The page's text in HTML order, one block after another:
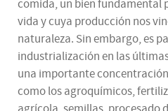
comida, un bien fundamental
vida y cuya producción nos
naturaleza. Sin embargo, es
industrialización en las
una importante
como los agroquímicos,